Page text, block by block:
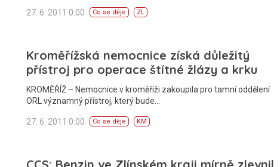
27. 6. 2011 0:00 Co se děje ZL
Kroměřížská nemocnice získá důležitý
přístroj pro operace štítné žlázy a krku
KROMĚŘÍŽ – Nemocnice v kroměříži zakoupila pro tamní oddělení
ORL významný přístroj, který bude…
27. 6. 2011 0:00 Co se děje KM